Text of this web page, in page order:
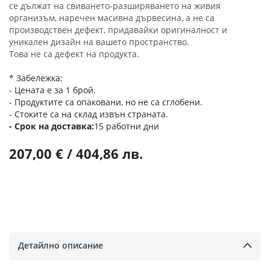
се дължат на свиването-разширяването на живия
организъм, наречен масивна дървесина, а не са
производствен дефект, придавайки оригиналност и
уникален дизайн на вашето пространство.
Това не са дефект на продукта.
* Забележка:
- Цената е за 1 брой.
- Продуктите са опаковани, но не са сглобени.
- Стоките са на склад извън страната.
Срок на доставка 15 работни дни
207,00 € / 404,86 лв.
Детайлно описание